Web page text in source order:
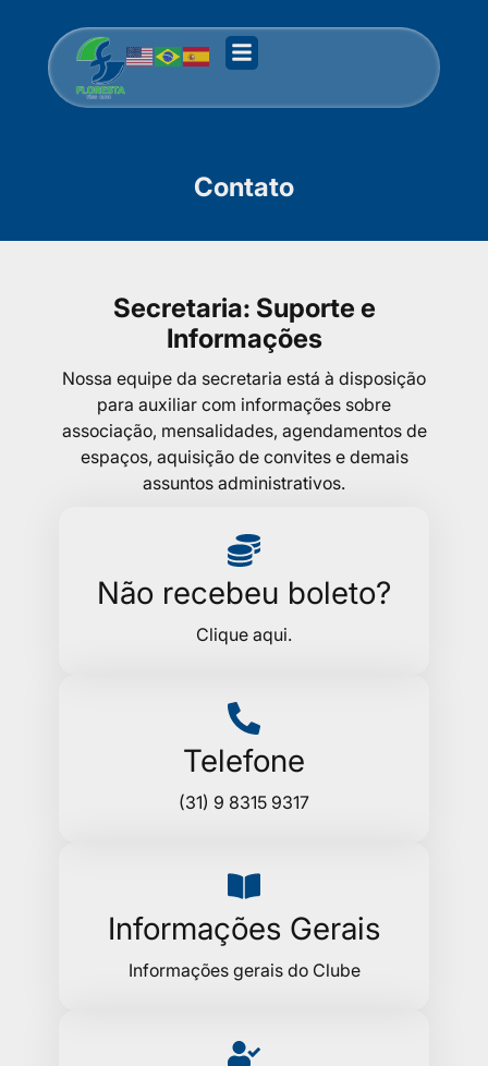
Contato
Secretaria: Suporte e
Informações
Nossa equipe da secretaria está à disposição
para auxiliar com informações sobre
associação, mensalidades, agendamentos de
espaços, aquisição de convites e demais
assuntos administrativos.
Não recebeu boleto?
Clique aqui.
Telefone
(31) 9 8315 9317
Informações Gerais
Informações gerais do Clube